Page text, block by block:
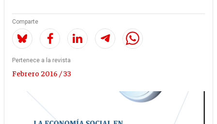
Comparte
Pertenece a la revista
Febrero 2016 / 33